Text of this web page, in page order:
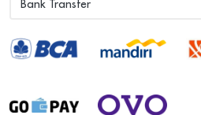
Bank Transfer